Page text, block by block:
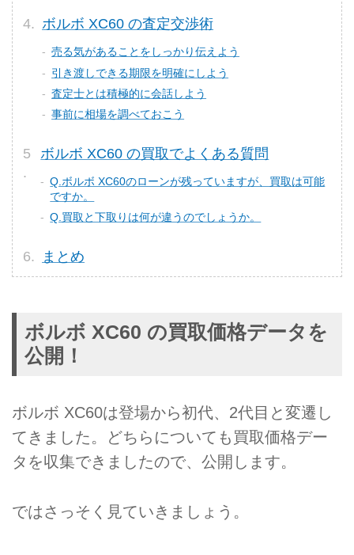
ボルボ XC60 の査定交渉術
売る気があることをしっかり伝えよう
引き渡しできる期限を明確にしよう
査定士とは積極的に会話しよう
事前に相場を調べておこう
ボルボ XC60 の買取でよくある質問
Q.ボルボ XC60のローンが残っていますが、買取は可能
ですか。
Q.買取と下取りは何が違うのでしょうか。
まとめ
ボルボ XC60 の買取価格データを
公開！
ボルボ XC60は登場から初代、2代目と変遷し
てきました。どちらについても買取価格デー
タを収集できましたので、公開します。
ではさっそく見ていきましょう。